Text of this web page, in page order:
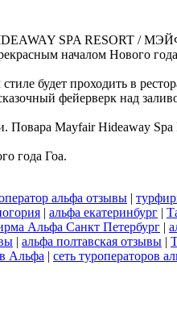
SPA RESORT /
началом Нового
будет проходить в
фейерверк над
Mayfair Hideaway
года Гоа.
альфа отзывы |
| альфа екатеринбург |
Альфа Санкт Петербург |
| альфа полтавская отзывы |
Альфа | сеть туроператоров